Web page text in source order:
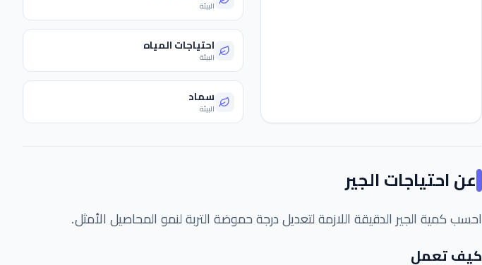
البيئة
احتياجات المياه
البيئة
سماد
البيئة
عن احتياجات الجير
احسب كمية الجير الدقيقة اللازمة لتعديل درجة حموضة التربة لنمو المحاصيل الأمثل.
كيف تعمل